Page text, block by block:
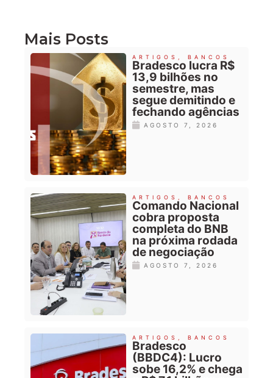
Mais Posts
ARTIGOS BANCOS
Bradesco lucra R$
13,9 bilhões no
semestre, mas
segue demitindo e
fechando agências
AGOSTO 7, 2026
ARTIGOS BANCOS
Comando Nacional
cobra proposta
completa do BNB
na próxima rodada
de negociação
AGOSTO 7, 2026
ARTIGOS BANCOS
Bradesco
(BBDC4): Lucro
sobe 16,2% e chega